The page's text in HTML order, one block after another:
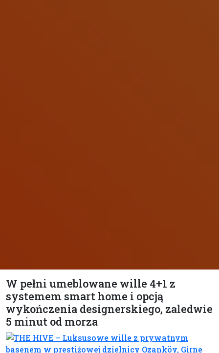
W pełni umeblowane wille 4+1 z
systemem smart home i opcją
wykończenia designerskiego, zaledwie
5 minut od morza